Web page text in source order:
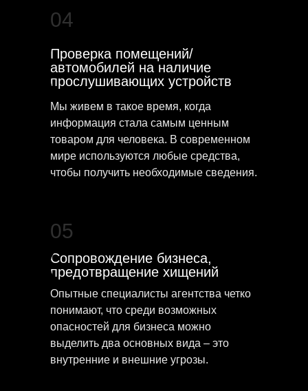
05
04
Проверка помещений/
автомобилей на наличие
прослушивающих устройств
Мы живем в такое время, когда
информация стала самым ценным
товаром для человека. В современном
мире используются любые средства,
чтобы получить необходимые сведения.
Сопровождение бизнеса,
предотвращение хищений
Опытные специалисты агентства четко
понимают, что среди возможных
опасностей для бизнеса можно
выделить два основных вида – это
внутренние и внешние угрозы.